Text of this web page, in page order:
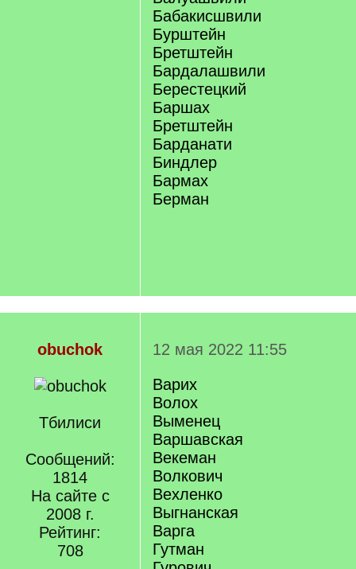
Бабакисшвили
Бурштейн
Бретштейн
Бардалашвили
Берестецкий
Баршах
Бретштейн
Барданати
Биндлер
Бармах
Берман
obuchok
Тбилиси
Сообщений:
1814
На сайте с
2008 г.
Рейтинг:
708
12 мая 2022 11:55
Варих
Волох
Выменец
Варшавская
Векеман
Волкович
Вехленко
Выгнанская
Варга
Гутман